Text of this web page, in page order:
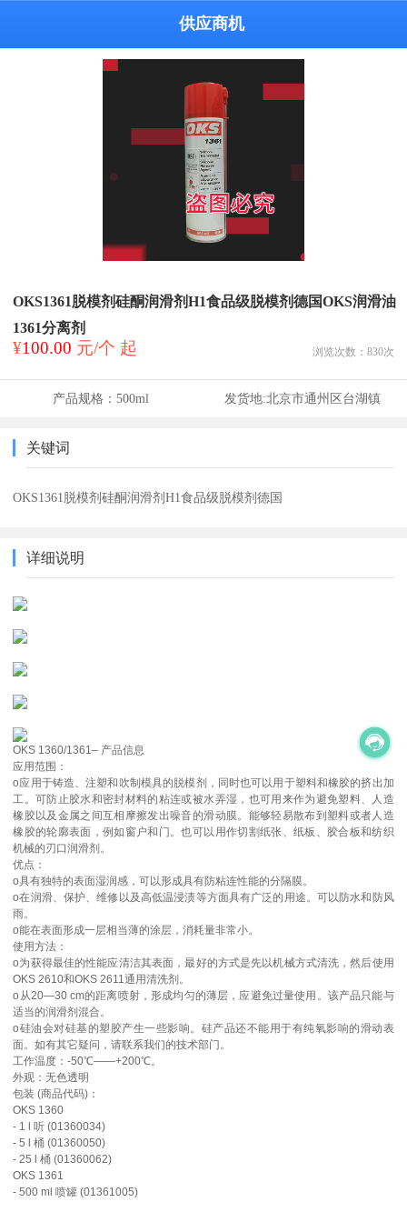
供应商机
OKS1361脱模剂硅酮润滑剂H1食品级脱模剂德国OKS润滑油
1361分离剂
¥100.00 元/个 起 浏览次数： 830次
产品规格： 500ml 发货地:北京市通州区台湖镇
关键词
OKS1361脱模剂硅酮润滑剂H1食品级脱模剂德国
详细说明
OKS 1360/1361– 产品信息
应用范围：
o应用于铸造、注塑和吹制模具的脱模剂，同时也可以用于塑料和橡胶的挤出加
工。可防止胶水和密封材料的粘连或被水弄湿，也可用来作为避免塑料、人造
橡胶以及金属之间互相摩擦发出噪音的滑动膜。能够轻易散布到塑料或者人造
橡胶的轮廓表面，例如窗户和门。也可以用作切割纸张、纸板、胶合板和纺织
机械的刃口润滑剂。
优点：
o具有独特的表面湿润感，可以形成具有防粘连性能的分隔膜。
o在润滑、保护、维修以及高低温浸渍等方面具有广泛的用途。可以防水和防风
雨。
o能在表面形成一层相当薄的涂层，消耗量非常小。
使用方法：
o为获得最佳的性能应清洁其表面，最好的方式是先以机械方式清洗，然后使用
OKS 2610和OKS 2611通用清洗剂。
o从20—30 cm的距离喷射，形成均匀的薄层，应避免过量使用。该产品只能与
适当的润滑剂混合。
o硅油会对硅基的塑胶产生一些影响。硅产品还不能用于有纯氧影响的滑动表
面。如有其它疑问，请联系我们的技术部门。
工作温度：-50℃——+200℃。
外观：无色透明
包装 (商品代码)：
OKS 1360
- 1 l 听 (01360034)
- 5 l 桶 (01360050)
- 25 l 桶 (01360062)
OKS 1361
- 500 ml 喷罐 (01361005)